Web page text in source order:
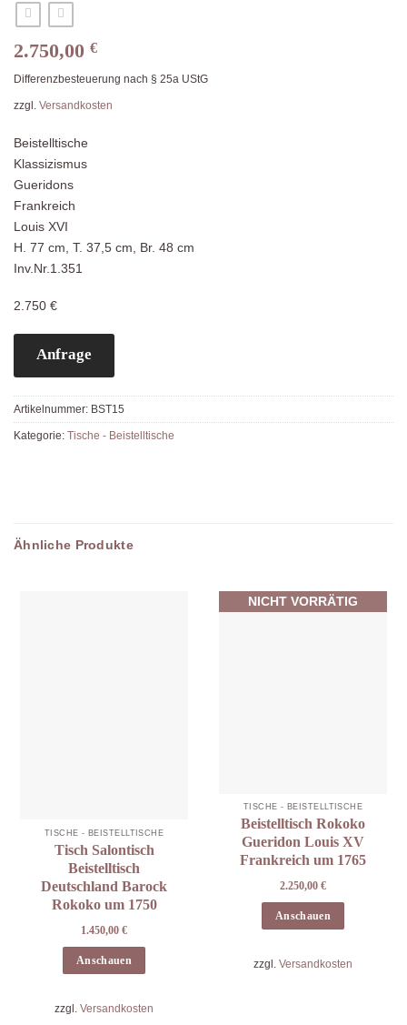
2.750,00 €
Differenzbesteuerung nach § 25a UStG
zzgl. Versandkosten
Beistelltische
Klassizismus
Gueridons
Frankreich
Louis XVI
H. 77 cm, T. 37,5 cm, Br. 48 cm
Inv.Nr.1.351
2.750 €
Anfrage
Artikelnummer: BST15
Kategorie: Tische - Beistelltische
Ähnliche Produkte
TISCHE - BEISTELLTISCHE
Tisch Salontisch
Beistelltisch
Deutschland Barock
Rokoko um 1750
1.450,00 €
Anschauen
zzgl. Versandkosten
NICHT VORRÄTIG
TISCHE - BEISTELLTISCHE
Beistelltisch Rokoko
Gueridon Louis XV
Frankreich um 1765
2.250,00 €
Anschauen
zzgl. Versandkosten